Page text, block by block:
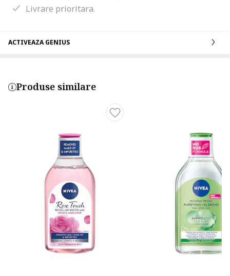
Livrare prioritara.
ACTIVEAZA GENIUS
Produse similare